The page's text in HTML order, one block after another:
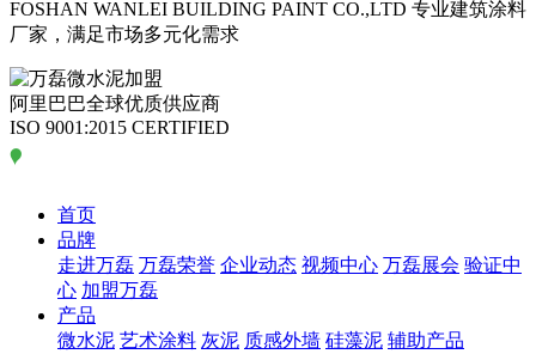
FOSHAN WANLEI BUILDING PAINT CO.,LTD 专业建筑涂料
厂家，满足市场多元化需求
阿里巴巴全球优质供应商
ISO 9001:2015 CERTIFIED
首页
品牌
走进万磊 万磊荣誉 企业动态 视频中心 万磊展会 验证中
心 加盟万磊
产品
微水泥 艺术涂料 灰泥 质感外墙 硅藻泥 辅助产品